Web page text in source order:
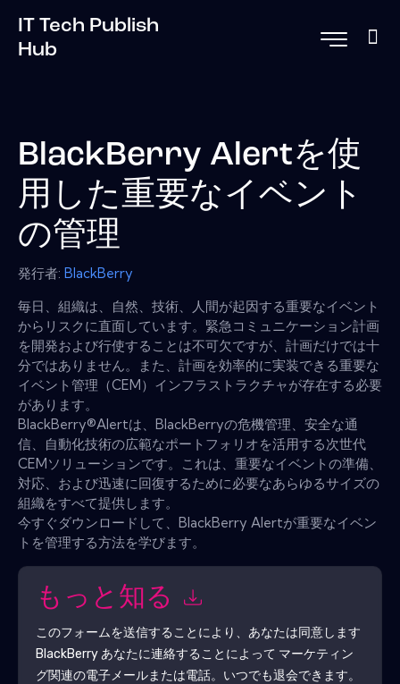
IT Tech Publish
Hub
BlackBerry Alertを使
用した重要なイベント
の管理
発行者: BlackBerry
毎日、組織は、自然、技術、人間が起因する重要なイベント
からリスクに直面しています。緊急コミュニケーション計画
を開発および行使することは不可欠ですが、計画だけでは十
分ではありません。また、計画を効率的に実装できる重要な
イベント管理（CEM）インフラストラクチャが存在する必要
があります。
BlackBerry®Alertは、BlackBerryの危機管理、安全な通
信、自動化技術の広範なポートフォリオを活用する次世代
CEMソリューションです。これは、重要なイベントの準備、
対応、および迅速に回復するために必要なあらゆるサイズの
組織をすべて提供します。
今すぐダウンロードして、BlackBerry Alertが重要なイベン
トを管理する方法を学びます。
もっと知る
このフォームを送信することにより、あなたは同意します
BlackBerryあなたに連絡することによって マーケティン
グ関連の電子メールまたは電話。いつでも退会できます。